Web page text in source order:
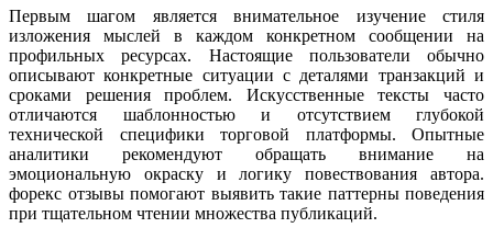
Первым шагом является внимательное изучение стиля
изложения мыслей в каждом конкретном сообщении на
профильных ресурсах. Настоящие пользователи обычно
описывают конкретные ситуации с деталями транзакций и
сроками решения проблем. Искусственные тексты часто
отличаются шаблонностью и отсутствием глубокой
технической специфики торговой платформы. Опытные
аналитики рекомендуют обращать внимание на
эмоциональную окраску и логику повествования автора.
форекс отзывы помогают выявить такие паттерны поведения
при тщательном чтении множества публикаций.